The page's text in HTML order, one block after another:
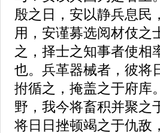
殷之日，安以静兵息民
用，安谨募选阅材伎之
之，择士之知事者使相
也。兵革器械者，彼将
拊循之，掩盖之于府库
野，我今将畜积并聚之
将日日挫顿竭之于仇敌